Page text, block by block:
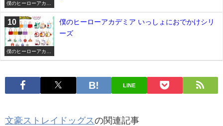
僕のヒーローアカデ
ミア
僕のヒーローアカデ
ミア
僕のヒーローアカデミア いっしょにおでかけシリ
ーズ
LINE
文豪ストレイドッグスの関連記事